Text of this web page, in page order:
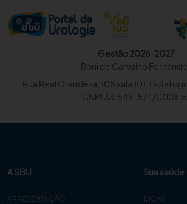
Gestão 2026-2027
Roni de Carvalho
Rua Real Grandeza, 108 sala 101,
CNPJ 33.549-874/0001-
A SBU
APRESENTAÇÃO
Sua saúde
DICAS